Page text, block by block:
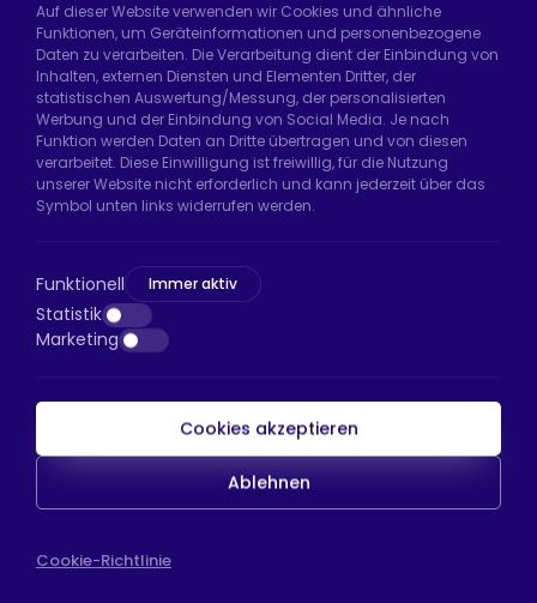
Hadımköy Fabrik:Atatürk Sanayi Bölgesi,
Uzunçayır Caddesi, No:11 Hadımköy, 34555
Arnavutköy/İstanbul
Telefon: +90 212 640 66 46
E-Mail: export@htsteker.com
D:a, 34045 Bayrampaşa/İstanbul
Telefon:+90 530 044 64 87
E-Mail: info@htsteker.com
HTS-Zahlung
Auf dieser Website verwenden wir Cookies und ähnliche
Funktionen, um Geräteinformationen und personenbezogene
Daten zu verarbeiten. Die Verarbeitung dient der Einbindung von
Inhalten, externen Diensten und Elementen Dritter, der
statistischen Auswertung/Messung, der personalisierten
Werbung und der Einbindung von Social Media. Je nach
Funktion werden Daten an Dritte übertragen und von diesen
verarbeitet. Diese Einwilligung ist freiwillig, für die Nutzung
unserer Website nicht erforderlich und kann jederzeit über das
Symbol unten links widerrufen werden.
Funktionell Immer aktiv
Statistik
Marketing
Cookies akzeptieren
Ablehnen
Cookie-Richtlinie